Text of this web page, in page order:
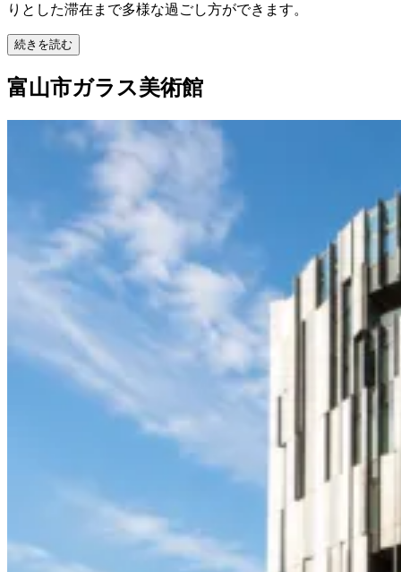
りとした滞在まで多様な過ごし方ができます。
続きを読む
富山市ガラス美術館